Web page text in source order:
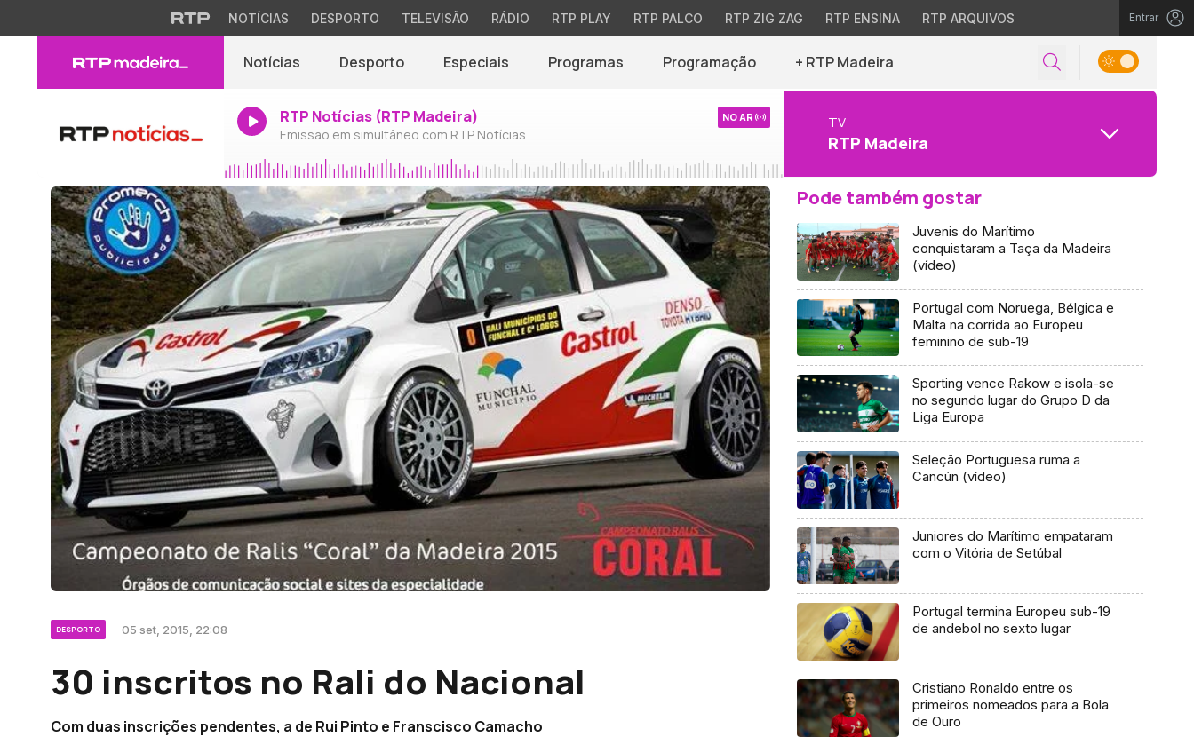
NOTÍCIAS DESPORTO TELEVISÃO RÁDIO RTP PLAY RTP PALCO RTP ZIG ZAG RTP ENSINA RTP ARQUIVOS Entrar
Notícias Desporto Especiais Programas Programação + RTP Madeira
RTP Notícias (RTP Madeira)
Emissão em simultâneo com RTP Notícias
NO AR TV
RTP Madeira
DESPORTO 05 set, 2015, 22:08
30 inscritos no Rali do Nacional
Com duas inscrições pendentes, a de Rui Pinto e Franscisco Camacho
Pode também gostar
Juvenis do Marítimo
conquistaram a Taça da Madeira
(vídeo)
Portugal com Noruega, Bélgica e
Malta na corrida ao Europeu
feminino de sub-19
Sporting vence Rakow e isola-se
no segundo lugar do Grupo D da
Liga Europa
Seleção Portuguesa ruma a
Cancún (vídeo)
Juniores do Marítimo empataram
com o Vitória de Setúbal
Portugal termina Europeu sub-19
de andebol no sexto lugar
Cristiano Ronaldo entre os
primeiros nomeados para a Bola
de Ouro